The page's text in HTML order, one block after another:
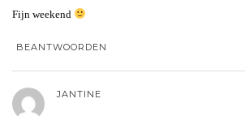
Fijn weekend
BEANTWOORDEN
JANTINE